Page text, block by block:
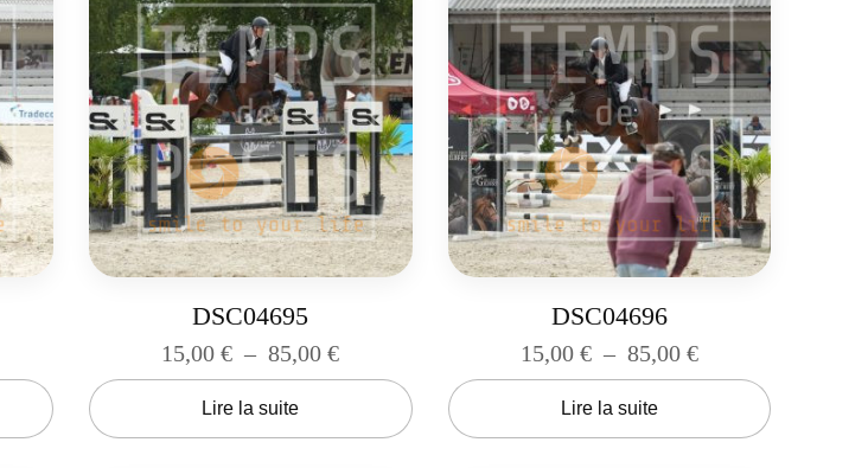
DSC04695
15,00€ – 85,00€
Lire la suite
DSC04696
15,00 € – 85,00 €
Lire la suite